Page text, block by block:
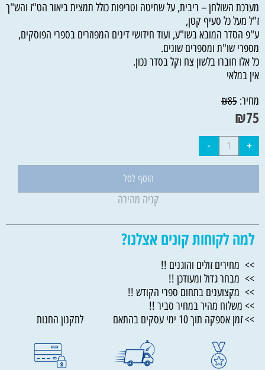
מערכת השולחן – ריבית, על שחיטה וטריפות כולל תמצית ביאור הט"ז והש"ך
ז"ל מעל כל סעיף קטן,
ע"פ הסדר המובא בשו"ע, ועוד חידושי דינים המפוזרים בספרי הפוסקים,
מספרי שו"ת ומספרים שונים.
כל אלו חוברו בלשון צח וקל בסדר נכון.
אין במלאי
מחיר:
₪85
₪75
הוסף לסל
קניה מהירה
למה לקוחות קונים אצלנו?
>> מחירים זולים והוגנים !!
>> מבחר גדול ומעודכן !!
>> מקצוענים בתחום ספרי הקודש !!
>> משלוח מהיר במחיר סביר !!
>> זמן אספקה תוך 10 ימי עסקים בהתאם לתקנון החנות